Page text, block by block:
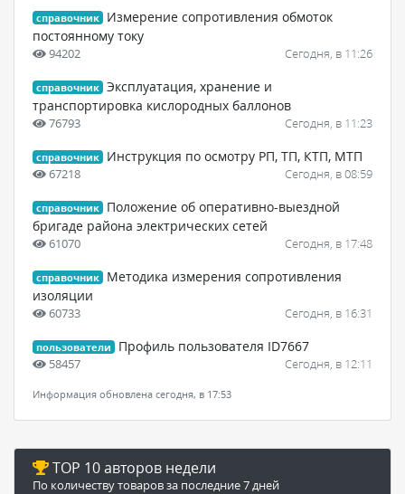
справочник
Измерение сопротивления обмоток
постоянному току
94202 Сегодня, в 11:26
справочник Эксплуатация, хранение и
транспортировка кислородных баллонов
76793 Сегодня, в 11:23
справочник Инструкция по осмотру РП, ТП, КТП, МТП
67218 Сегодня, в 08:59
справочник
Положение об оперативно-выездной
бригаде района электрических сетей
61070 Сегодня, в 17:48
справочник
Методика измерения сопротивления
изоляции
60733 Сегодня, в 16:31
пользователи Профиль пользователя ID7667
58457 Сегодня, в 12:11
Информация обновлена сегодня, в 17:53
TOP 10 авторов недели
По количеству товаров за последние 7 дней